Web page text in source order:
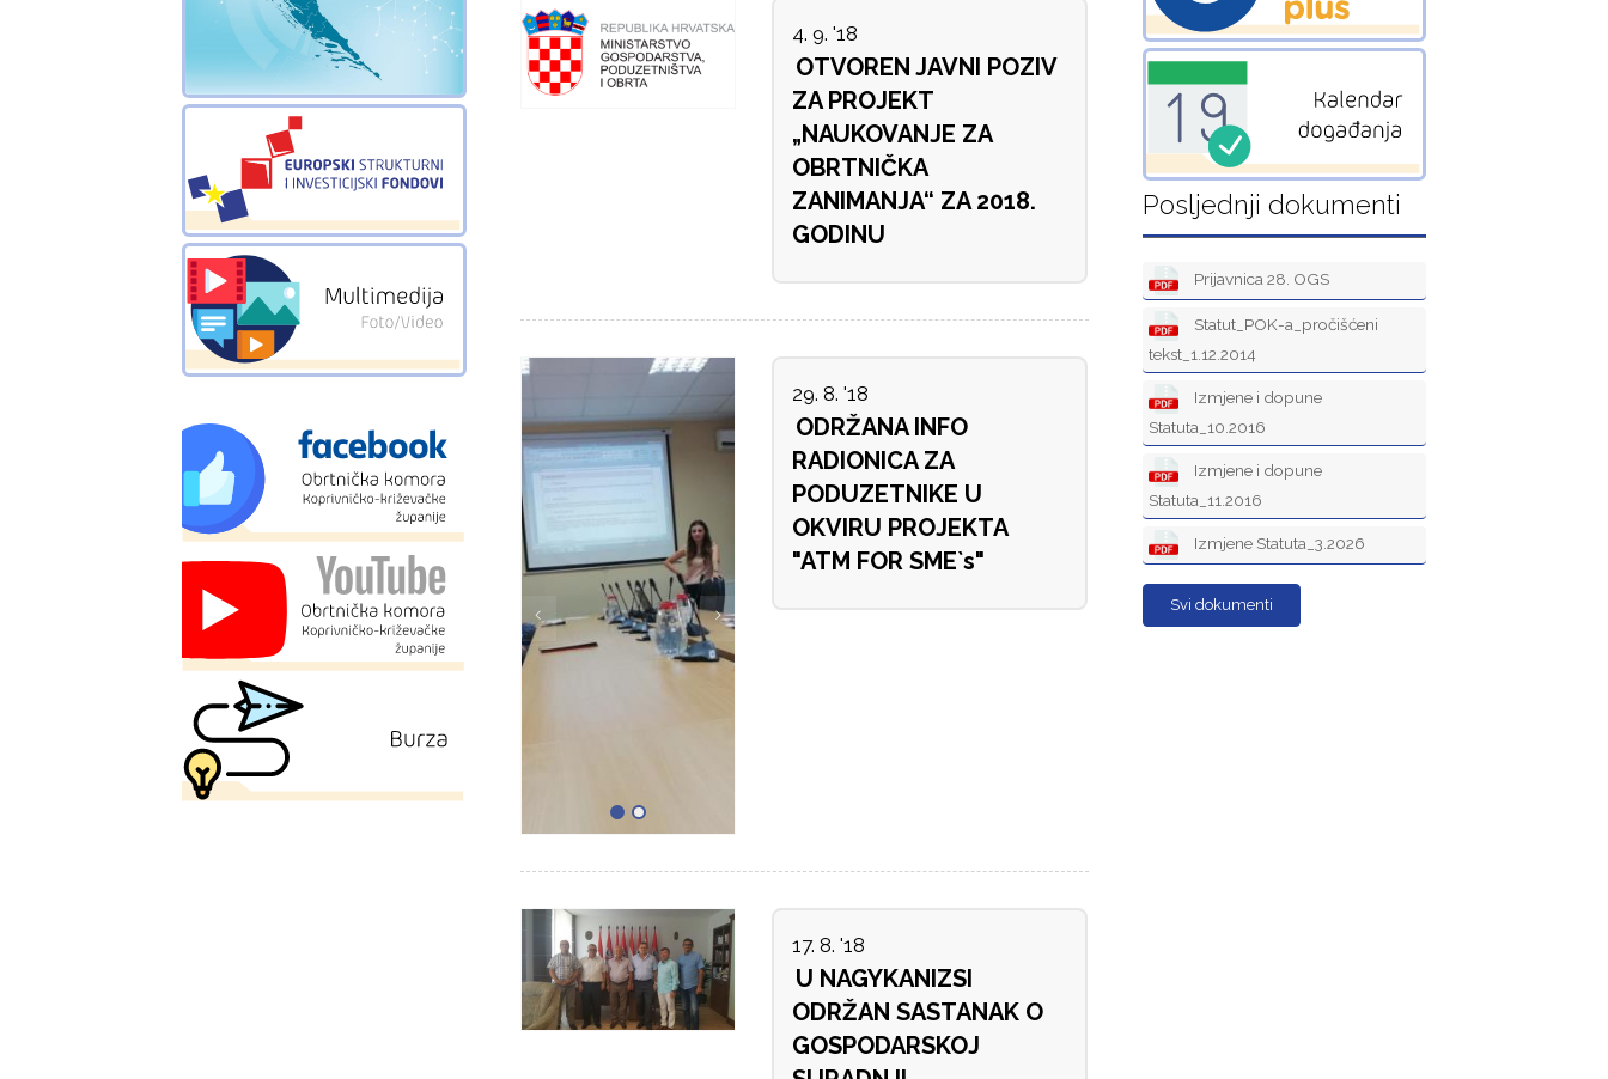
4. 9. '18
OTVOREN JAVNI POZIV
ZA PROJEKT
„NAUKOVANJE ZA
OBRTNIČKA
ZANIMANJA“ ZA 2018.
GODINU
29. 8. '18
ODRŽANA INFO
RADIONICA ZA
PODUZETNIKE U
OKVIRU PROJEKTA
"ATM FOR SME`s"
17. 8. '18
U NAGYKANIZSI
ODRŽAN SASTANAK O
GOSPODARSKOJ
Posljednji dokumenti
Prijavnica 28. OGS
Statut_POK-a_pročišćeni
tekst_1.12.2014
Izmjene i dopune
Statuta_10.2016
Izmjene i dopune
Statuta_11.2016
Izmjene Statuta_3.2026
Svi dokumenti